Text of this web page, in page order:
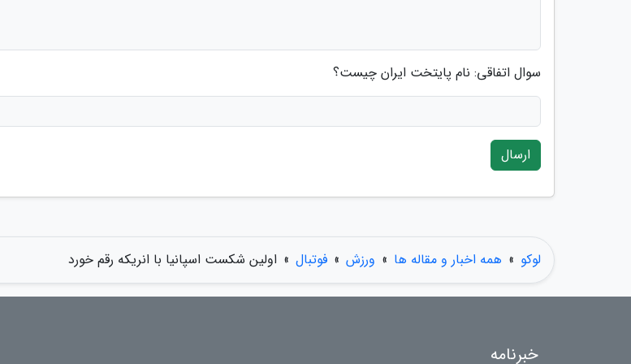
سوال اتفاقی: نام پایتخت ایران چیست؟
ارسال
لوکو » همه اخبار و مقاله ها » ورزش » فوتبال » اولین شکست اسپانیا با انریکه رقم خورد
خبرنامه